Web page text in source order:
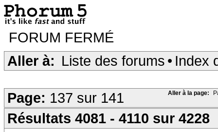
FORUM FERMÉ
Aller à: Liste des forums • Index
Aller à la page:
Page: 137 sur 141
Résultats 4081 - 4110 sur 4228